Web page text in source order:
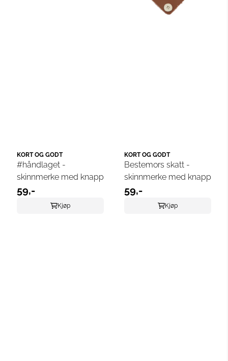
KORT OG GODT
#håndlaget -
skinnmerke med knapp
59,-
Kjøp
KORT OG GODT
Bestemors skatt -
skinnmerke med knapp
59,-
Kjøp